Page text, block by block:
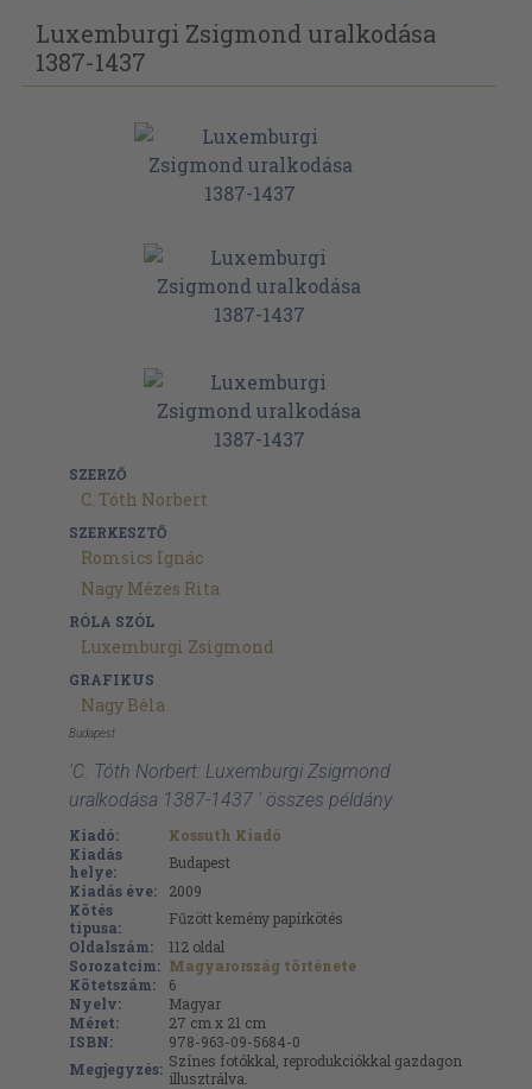
Luxemburgi Zsigmond uralkodása
1387-1437
SZERZŐ
C. Tóth Norbert
SZERKESZTŐ
Romsics Ignác
Nagy Mézes Rita
RÓLA SZÓL
Luxemburgi Zsigmond
GRAFIKUS
Nagy Béla
Budapest
'C. Tóth Norbert: Luxemburgi Zsigmond
uralkodása 1387-1437 ' összes példány
Kiadó:
Kossuth Kiadó
Kiadás
helye:
Budapest
Kiadás éve:
2009
Kötés
típusa:
Fűzött kemény papírkötés
Oldalszám:
112 oldal
Sorozatcím: Magyarország története
Kötetszám:
6
Nyelv:
Magyar
Méret:
27 cm x 21 cm
ISBN:
978-963-09-5684-0
Megjegyzés: Színes fotókkal, reprodukciókkal gazdagon
illusztrálva.